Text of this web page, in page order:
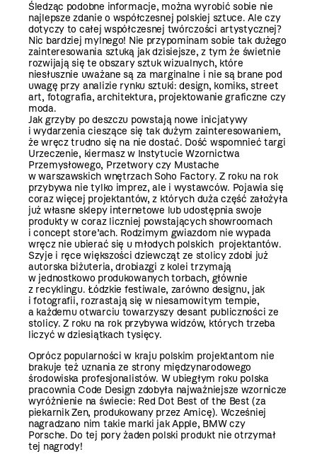
Śledząc podobne informacje, można wyrobić sobie nie
najlepsze zdanie o współczesnej polskiej sztuce. Ale czy
dotyczy to całej współczesnej twórczości artystycznej?
Nic bardziej mylnego! Nie przypominam sobie tak dużego
zainteresowania sztuką jak dzisiejsze, z tym że świetnie
rozwijają się te obszary sztuk wizualnych, które
niesłusznie uważane są za marginalne i nie są brane pod
uwagę przy analizie rynku sztuki: design, komiks, street
art, fotografia, architektura, projektowanie graficzne czy
moda.
Jak grzyby po deszczu powstają nowe inicjatywy
i wydarzenia cieszące się tak dużym zainteresowaniem,
że wręcz trudno się na nie dostać. Dość wspomnieć targi
Urzeczenie, kiermasz w Instytucie Wzornictwa
Przemysłowego, Przetwory czy Mustache
w warszawskich wnętrzach Soho Factory. Z roku na rok
przybywa nie tylko imprez, ale i wystawców. Pojawia się
coraz więcej projektantów, z których duża część założyła
już własne sklepy internetowe lub udostępnia swoje
produkty w coraz liczniej powstających showroomach
i concept store’ach. Rodzimym gwiazdom nie wypada
wręcz nie ubierać się u młodych polskich projektantów.
Szyje i ręce większości dziewcząt ze stolicy zdobi już
autorska biżuteria, drobiazgi z kolei trzymają
w jednostkowo produkowanych torbach, głównie
z recyklingu. Łódzkie festiwale, zarówno designu, jak
i fotografii, rozrastają się w niesamowitym tempie,
a każdemu otwarciu towarzyszy desant publiczności ze
stolicy. Z roku na rok przybywa widzów, których trzeba
liczyć w dziesiątkach tysięcy.
Oprócz popularności w kraju polskim projektantom nie
brakuje też uznania ze strony międzynarodowego
środowiska profesjonalistów. W ubiegłym roku polska
pracownia Code Design zdobyła najważniejsze wzornicze
wyróżnienie na świecie: Red Dot Best of the Best (za
piekarnik Zen, produkowany przez Amicę). Wcześniej
nagradzano nim takie marki jak Apple, BMW czy
Porsche. Do tej pory żaden polski produkt nie otrzymał
tej nagrody!